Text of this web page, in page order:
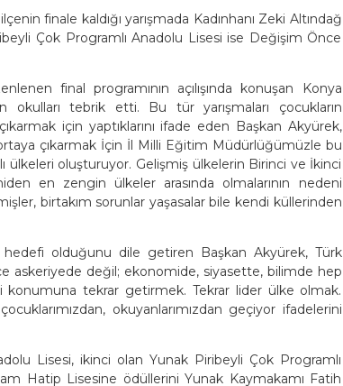
finale kaldığı yarışmada Kadınhanı Zeki Altındağ
Çok Programlı Anadolu Lisesi ise Değişim Önce
final programının açılışında konuşan Konya
okulları tebrik etti. Bu tür yarışmaları çocukların
için yaptıklarını ifade eden Başkan Akyürek,
ortaya çıkarmak İçin İl Milli Eğitim Müdürlüğümüzle bu
ülkeleri oluşturuyor. Gelişmiş ülkelerin Birinci ve İkinci
en zengin ülkeler arasında olmalarının nedeni
birtakım sorunlar yaşasalar bile kendi küllerinden
hedefi olduğunu dile getiren Başkan Akyürek, Türk
askeriyede değil; ekonomide, siyasette, bilimde hep
tekrar getirmek. Tekrar lider ülke olmak.
okuyanlarımızdan geçiyor ifadelerini
Lisesi, ikinci olan Yunak Piribeyli Çok Programlı
Hatip Lisesine ödüllerini Yunak Kaymakamı Fatih